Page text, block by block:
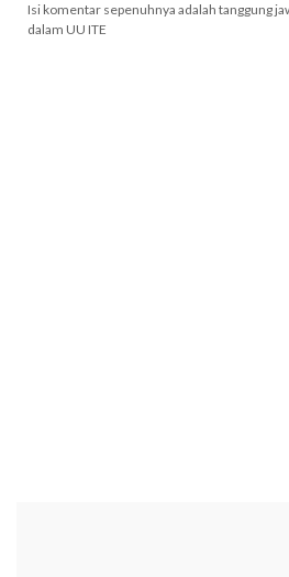
Isi komentar sepenuhnya adalah tanggung
dalam UU ITE